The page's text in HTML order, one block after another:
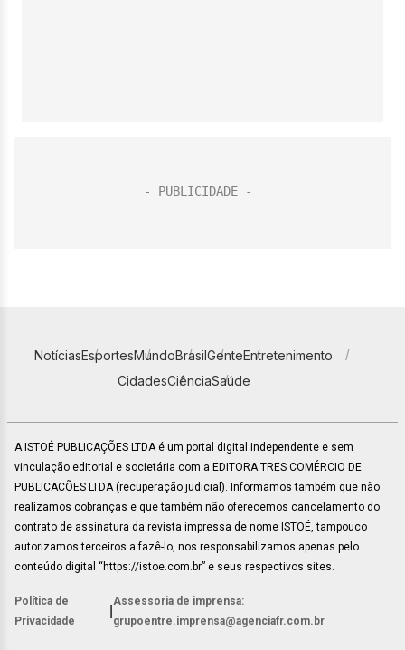
NotíciasEsportesMundoBrasilGenteEntretenimento
CidadesCiênciaSaúde
A ISTOÉ PUBLICAÇÕES LTDA é um portal digital independente e sem
vinculação editorial e societária com a EDITORA TRES COMÉRCIO DE
PUBLICACÕES LTDA (recuperação judicial). Informamos também que não
realizamos cobranças e que também não oferecemos cancelamento do
contrato de assinatura da revista impressa de nome ISTOÉ, tampouco
autorizamos terceiros a fazê-lo, nos responsabilizamos apenas pelo
conteúdo digital “https://istoe.com.br” e seus respectivos sites.
Política de
Privacidade
Assessoria de imprensa:
grupoentre.imprensa@agenciafr.com.br